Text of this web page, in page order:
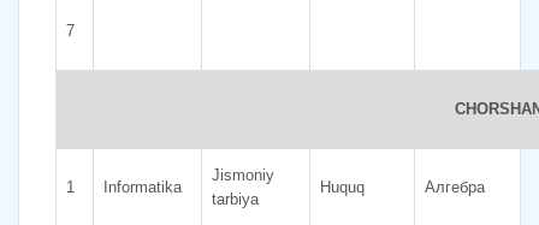
7
1 Informatika
Jismoniy
tarbiya
Huquq Алгебра